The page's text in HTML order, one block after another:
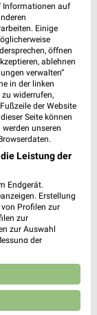
Sinzig-
❯
Informationen auf
Einige
öffnen
ablehnen
verwalten“
in der linken
widerrufen,
der Website
Seite können
unseren
Leistung der
Endgerät.
Erstellung
Profilen zur
zur
zur Auswahl
der
Entwicklung und
zur Auswahl
und in die